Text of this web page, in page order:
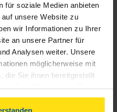
für soziale Medien anbieten
unsere Website zu
wir Informationen zu Ihrer
an unsere Partner für
Analysen weiter. Unsere
möglicherweise mit
die Sie ihnen bereitgestellt
Ihrer Nutzung der Dienste
auf Einverstanden klicken,
von Cookies, gemäß
eine Reihe von
beispielsweise die
Ihre
der Rentenbescheid oder
können und keinen der
wir Ihnen hier eine